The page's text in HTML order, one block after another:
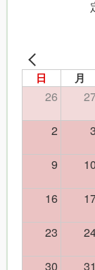
日 月
26
2
3
9
16
23
30
31